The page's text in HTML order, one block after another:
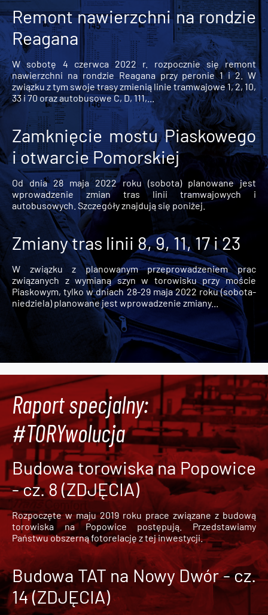
Remont nawierzchni na rondzie
Reagana
W sobotę 4 czerwca 2022 r. rozpocznie się remont
nawierzchni na rondzie Reagana przy peronie 1 i 2. W
związku z tym swoje trasy zmienią linie tramwajowe 1, 2, 10,
33 i 70 oraz autobusowe C, D, 111,...
Zamknięcie mostu Piaskowego
i otwarcie Pomorskiej
Od dnia 28 maja 2022 roku (sobota) planowane jest
wprowadzenie zmian tras linii tramwajowych i
autobusowych. Szczegóły znajdują się poniżej.
Zmiany tras linii 8, 9, 11, 17 i 23
W związku z planowanym przeprowadzeniem prac
związanych z wymianą szyn w torowisku przy moście
Piaskowym, tylko w dniach 28-29 maja 2022 roku (sobota-
niedziela) planowane jest wprowadzenie zmiany...
Raport specjalny:
#TORYwolucja
Budowa torowiska na Popowice
- cz. 8 (ZDJĘCIA)
Rozpoczęte w maju 2019 roku prace związane z budową
torowiska na Popowice
postępują. Przedstawiamy
Państwu obszerną fotorelację z tej inwestycji.
Budowa TAT na Nowy Dwór - cz.
14 (ZDJĘCIA)